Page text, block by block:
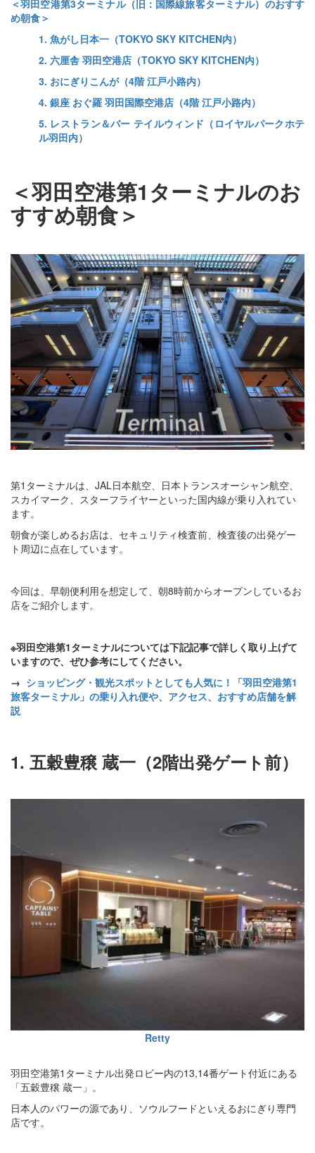
＜羽田空港第3ターミナル（旧：国際線旅客ターミナル）のおすす
め朝食＞
1. 魚がし日本一（TOKYO SKY KITCHEN内）
2. 六厘舎 羽田空港店（TOKYO SKY KITCHEN内）
3. おにぎりこんが（4階 江戸小路内）
4. 銀座 おぐ羅 羽田国際空港店（4階 江戸小路内）
5. レストラン＆バー テイルウィンド（ロイヤルパークホテ
ル羽田内）
＜羽田空港第1ターミナルのお
すすめ朝食＞
第1ターミナルは、JAL日本航空、日本トランスオーシャン航空、
スカイマーク、スターフライヤーといった国内線が乗り入れてい
ます。
朝食が楽しめるお店は、セキュリティ検査前、検査後の出発ゲー
ト周辺に点在しています。
今回は、早朝便利用を想定して、朝8時前からオープンしているお
店をご紹介します。
※羽田空港第1ターミナルについては下記記事で詳しく取り上げて
いますので、ぜひ参考にしてください。
→ ショッピング・観光スポットとしても人気に！「羽田空港第1
旅客ターミナル」の乗り入れ便や、アクセス、おすすめ店舗を解
説
1. 五穀豊穣 蔵一（2階出発ゲート前）
Retty
羽田空港第1ターミナル出発ロビー内の13,14番ゲート付近にある
「五穀豊穣 蔵一」。
日本人のパワーの源であり、ソウルフードといえるおにぎり専門
店です。